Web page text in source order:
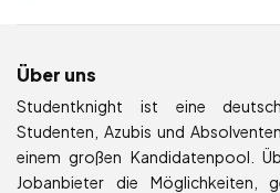
Über uns
Studentknight ist eine
Studenten, Azubis und
einem großen Kandidatenpool.
Jobanbieter die Möglichkeiten,